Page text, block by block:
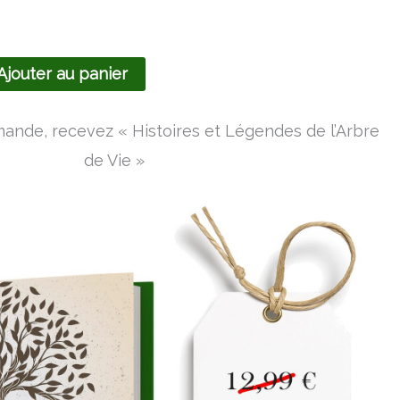
au panier
recevez « Histoires et Légendes de l’Arbre
de Vie »